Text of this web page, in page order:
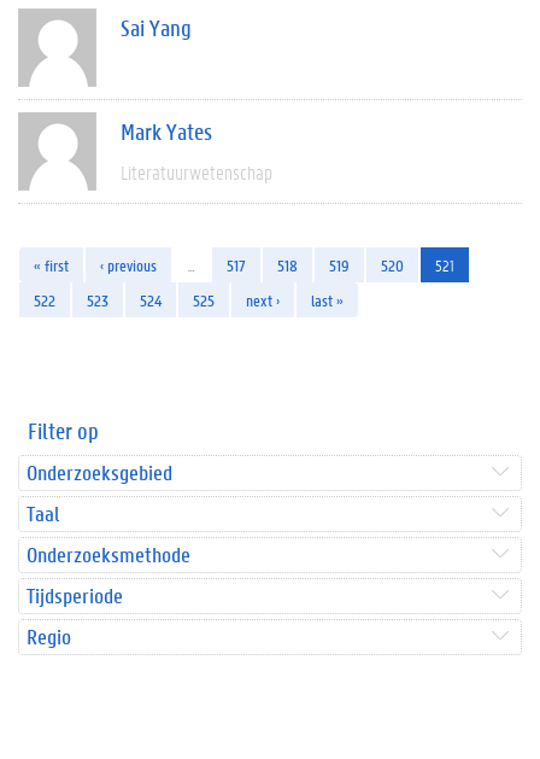
Sai Yang
Mark Yates
Literatuurwetenschap
« first ‹ previous 517 518 519 520
521
522
523 524 525 next › last »
Filter op
Onderzoeksgebied
Taal
Onderzoeksmethode
Tijdsperiode
Regio